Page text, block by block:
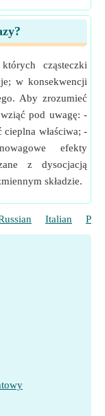
cząsteczki
w konsekwencji
Aby zrozumieć
pod uwagę: -
właściwa; -
efekty
z dysocjacją
składzie.
Italian